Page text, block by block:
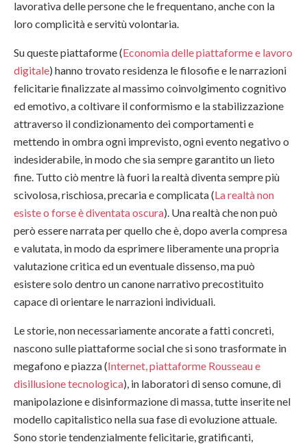
lavorativa delle persone che le frequentano, anche con la
loro complicità e servitù volontaria.
Su queste piattaforme (Economia delle piattaforme e lavoro
digitale) hanno trovato residenza le filosofie e le narrazioni
felicitarie finalizzate al massimo coinvolgimento cognitivo
ed emotivo, a coltivare il conformismo e la stabilizzazione
attraverso il condizionamento dei comportamenti e
mettendo in ombra ogni imprevisto, ogni evento negativo o
indesiderabile, in modo che sia sempre garantito un lieto
fine. Tutto ciò mentre là fuori la realtà diventa sempre più
scivolosa, rischiosa, precaria e complicata (La realtà non
esiste o forse è diventata oscura). Una realtà che non può
però essere narrata per quello che è, dopo averla compresa
e valutata, in modo da esprimere liberamente una propria
valutazione critica ed un eventuale dissenso, ma può
esistere solo dentro un canone narrativo precostituito
capace di orientare le narrazioni individuali.
Le storie, non necessariamente ancorate a fatti concreti,
nascono sulle piattaforme social che si sono trasformate in
megafono e piazza (Internet, piattaforme Rousseau e
disillusione tecnologica), in laboratori di senso comune, di
manipolazione e disinformazione di massa, tutte inserite nel
modello capitalistico nella sua fase di evoluzione attuale.
Sono storie tendenzialmente felicitarie, gratificanti,